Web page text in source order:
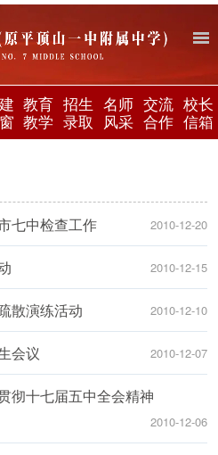
教育
教学
招生
录取
名师
风采
交流
合作
校长
信箱
七中检查工作 2010-12-20
2010-12-15
散演练活动 2010-12-10
会议 2010-12-07
彻十七届五中全会精神
2010-12-06